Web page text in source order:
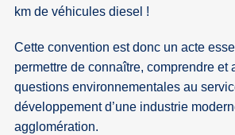
km de véhicules diesel !
Cette convention est donc un acte
permettre de connaître, comprendre et
questions environnementales au
développement d’une industrie
agglomération.